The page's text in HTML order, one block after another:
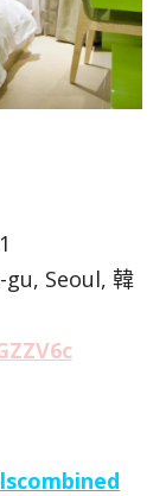
Seoul, 韓